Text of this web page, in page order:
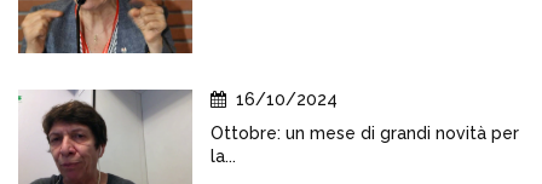
16/10/2024
Ottobre: un mese di grandi novità per
la...